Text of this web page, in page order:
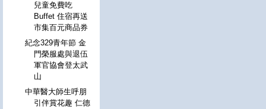
兒童免費吃
Buffet 住宿再送
市集百元商品券
紀念329青年節 金
門榮服處與退伍
軍官協會登太武
山
中華醫大師生呼朋
引伴賞花趣 仁德